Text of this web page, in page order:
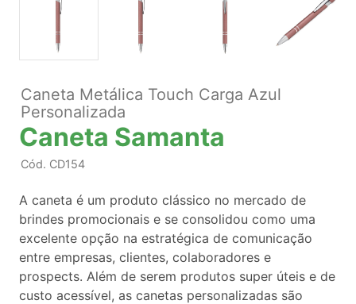
Caneta Metálica Touch Carga Azul
Personalizada
Caneta Samanta
Cód. CD154
A caneta é um produto clássico no mercado de
brindes promocionais e se consolidou como uma
excelente opção na estratégica de comunicação
entre empresas, clientes, colaboradores e
prospects. Além de serem produtos super úteis e de
custo acessível, as canetas personalizadas são